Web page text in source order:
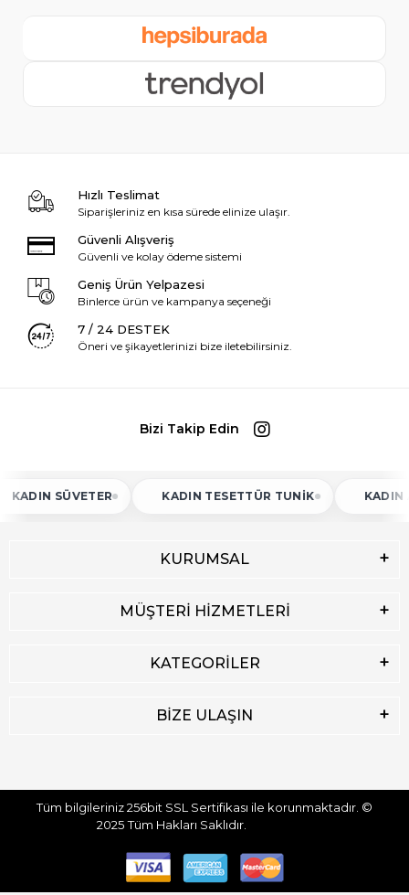
Hızlı Teslimat
Siparişleriniz en kısa sürede elinize ulaşır.
Güvenli Alışveriş
Güvenli ve kolay ödeme sistemi
Geniş Ürün Yelpazesi
Binlerce ürün ve kampanya seçeneği
7 / 24 DESTEK
Öneri ve şikayetlerinizi bize iletebilirsiniz.
Bizi Takip Edin
SÜVETER KADIN TESETTÜR TUNIK KADIN ATLET
KURUMSAL
MÜŞTERİ HİZMETLERİ
KATEGORİLER
BİZE ULAŞIN
Tüm bilgileriniz 256bit SSL Sertifikası ile korunmaktadır. ©
2025Tüm Hakları Saklıdır.